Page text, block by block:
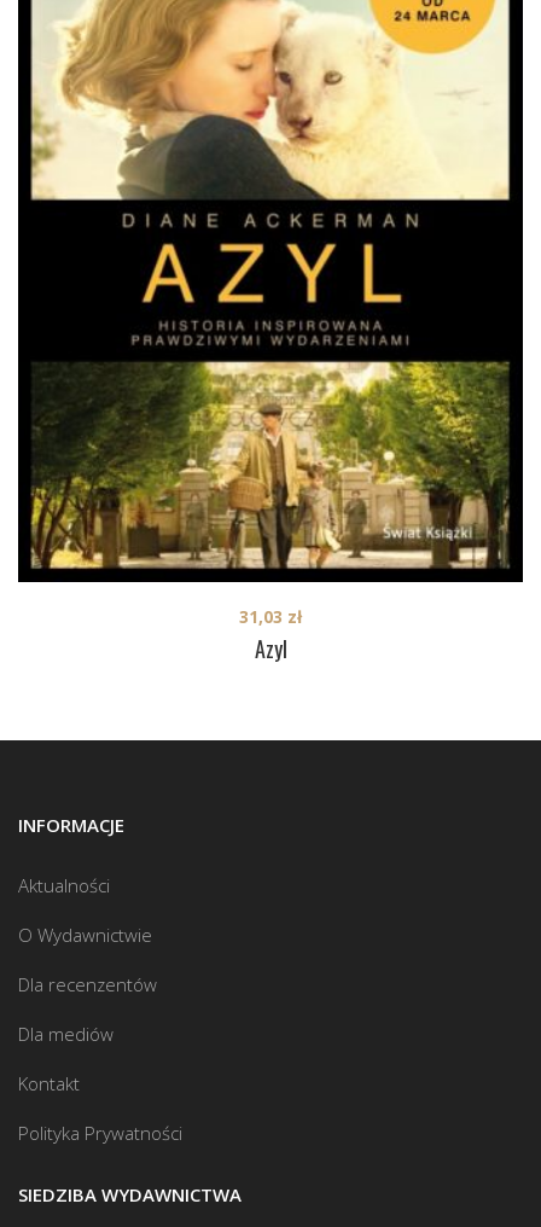
Azyl
31,03 zł
INFORMACJE
Aktualności
O Wydawnictwie
Dla recenzentów
Dla mediów
Kontakt
Polityka Prywatności
SIEDZIBA WYDAWNICTWA